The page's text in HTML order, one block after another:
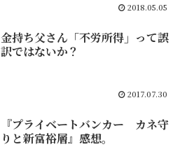
2018.05.05
金持ち父さん「不労所得」って誤
訳ではないか？
2017.07.30
『プライベートバンカー カネ守
りと新富裕層』感想。